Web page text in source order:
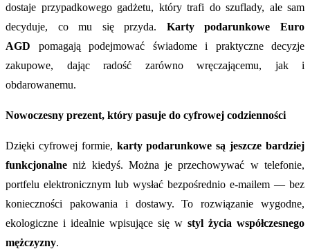
dostaje przypadkowego gadżetu, który trafi do szuflady, ale sam
decyduje, co mu się przyda. Karty podarunkowe Euro
AGD pomagają podejmować świadome i praktyczne decyzje
zakupowe, dając radość zarówno wręczającemu, jak i
obdarowanemu.
Nowoczesny prezent, który pasuje do cyfrowej codzienności
Dzięki cyfrowej formie, karty podarunkowe są jeszcze bardziej
funkcjonalne niż kiedyś. Można je przechowywać w telefonie,
portfelu elektronicznym lub wysłać bezpośrednio e-mailem — bez
konieczności pakowania i dostawy. To rozwiązanie wygodne,
ekologiczne i idealnie wpisujące się w styl życia współczesnego
mężczyzny.